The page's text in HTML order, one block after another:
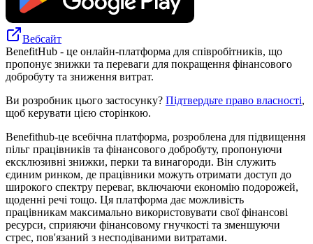
Вебсайт
BenefitHub - це онлайн-платформа для співробітників, що
пропонує знижки та переваги для покращення фінансового
добробуту та зниження витрат.
Ви розробник цього застосунку? Підтвердьте право власності,
щоб керувати цією сторінкою.
Benefithub-це всебічна платформа, розроблена для підвищення
пільг працівників та фінансового добробуту, пропонуючи
ексклюзивні знижки, перки та винагороди. Він служить
єдиним ринком, де працівники можуть отримати доступ до
широкого спектру переваг, включаючи економію подорожей,
щоденні речі тощо. Ця платформа дає можливість
працівникам максимально використовувати свої фінансові
ресурси, сприяючи фінансовому гнучкості та зменшуючи
стрес, пов'язаний з несподіваними витратами.